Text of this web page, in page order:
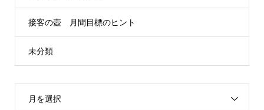
接客の壺 月間目標のヒント
未分類
月を選択